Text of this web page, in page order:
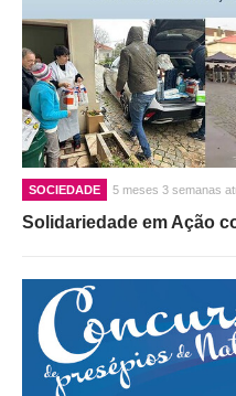
SOCIEDADE 5 meses 3 semanas
Solidariedade em Ação